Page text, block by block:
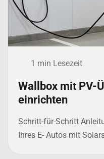
1 min Lesezeit
Wallbox mit PV-
einrichten
Schritt-für-Schritt
Ihres E- Autos mit